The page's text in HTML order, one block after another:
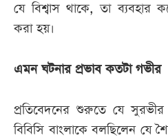
যে বিশ্বাস থাকে, তা
করা হয়।
এমন ঘটনার প্রভাব কতটা গভীর
প্রতিবেদনের শুরুতে যে
বিবিসি বাংলাকে বলছিলেন যে